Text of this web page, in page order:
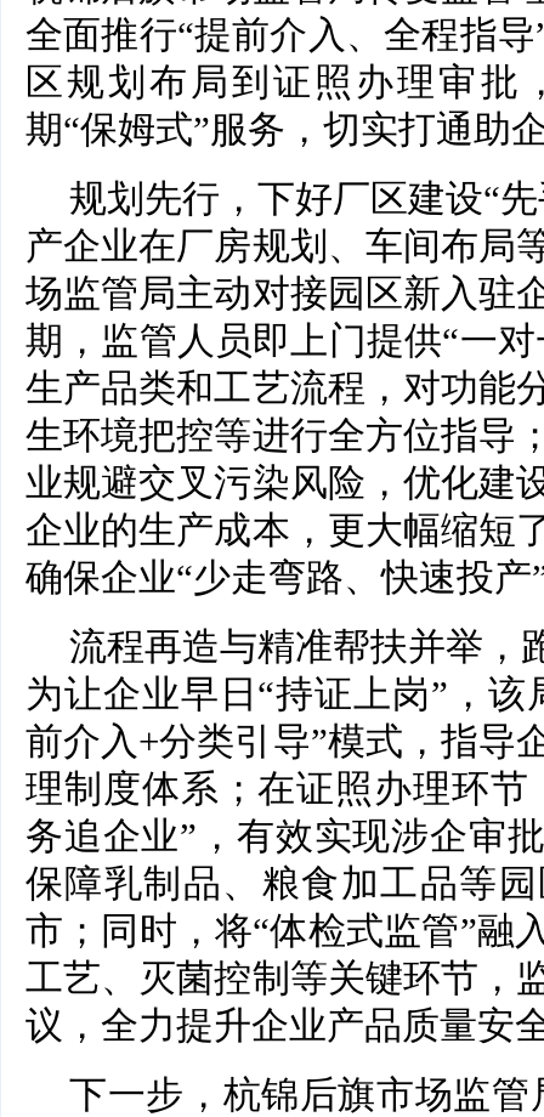
全面推行“提前介入、全程指
区规划布局到证照办理审批
期“保姆式”服务，切实打通助
规划先行，下好厂区建设“
产企业在厂房规划、车间布局
场监管局主动对接园区新入驻
期，监管人员即上门提供“一
生产品类和工艺流程，对功能
生环境把控等进行全方位指导
业规避交叉污染风险，优化建
企业的生产成本，更大幅缩短
确保企业“少走弯路、快速投产
流程再造与精准帮扶并举，
为让企业早日“持证上岗”，
前介入+分类引导”模式，指导
理制度体系；在证照办理环节
务追企业”，有效实现涉企审
保障乳制品、粮食加工品等
市；同时，将“体检式监管”融
工艺、灭菌控制等关键环节，
议，全力提升企业产品质量安
下一步，杭锦后旗市场监